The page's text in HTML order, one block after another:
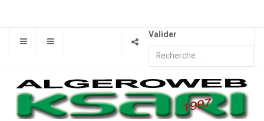
Valider